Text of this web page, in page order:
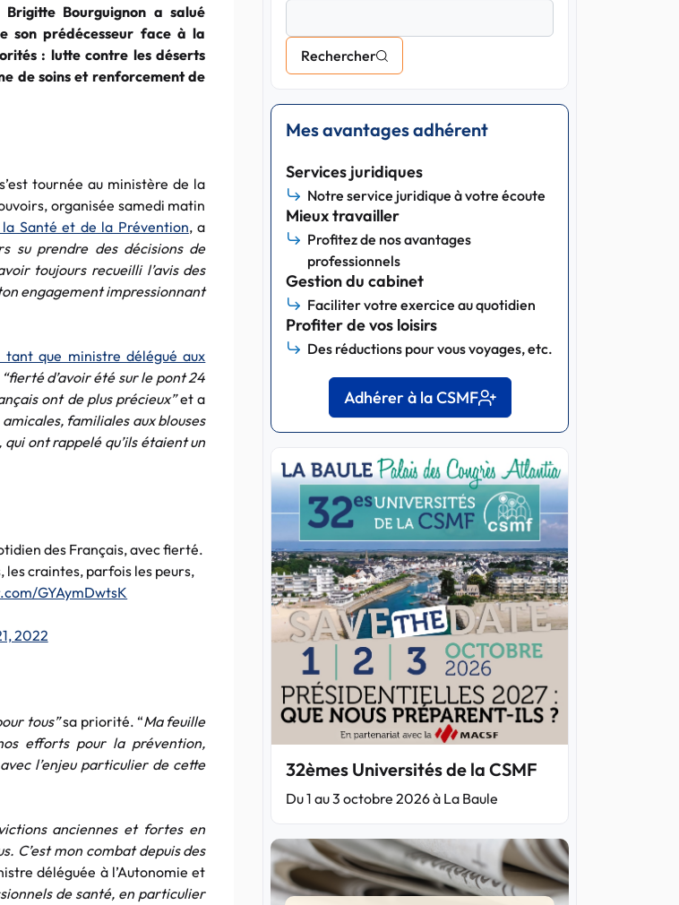
Bourguignon a salué
son prédécesseur face à la
: lutte contre les déserts
de soins et renforcement de
tournée au ministère de la
organisée samedi matin
Santé et de la Prévention, a
su prendre des décisions de
toujours recueilli l’avis des
engagement impressionnant
tant que ministre délégué aux
“fierté d’avoir été sur le pont 24
ont de plus précieux”et a
familiales aux blouses
qui ont rappelé qu’ils étaient un
des Français, avec fierté.
les craintes, parfois les peurs,
GYAymDwtsK
2022
tous”sa priorité. “Ma feuille
efforts pour la prévention,
l’enjeu particulier de cette
anciennes et fortes en
C’est mon combat depuis des
déléguée à l’Autonomie et
de santé, en particulier
Rechercher
Mes avantages adhérent
Services juridiques
Notre service juridique à votre écoute
Mieux travailler
Profitez de nos avantages
professionnels
Gestion du cabinet
Faciliter votre exercice au quotidien
Profiter de vos loisirs
Des réductions pour vous voyages, etc.
Adhérer à la CSMF
32èmes Universités de la CSMF
Du 1 au 3 octobre 2026 à La Baule